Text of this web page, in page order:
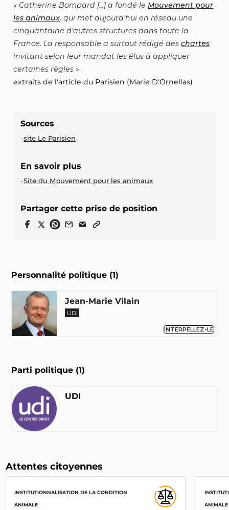
Personnalité politique (1)
Jean-Marie Vilain
UDI
INTERPELLEZ-LE
Parti politique (1)
UDI
Catherine Bompard [...] a fondé leMouvement pour
les animaux, qui met aujourd'hui en réseau une
cinquantaine d'autres structures dans toute la
France. La responsable a surtout rédigé deschartes
invitant selon leur mandat les élus à appliquer
certaines règles
extraits de l'article du Parisien (Marie D'Ornellas)
Sources
site Le Parisien
En savoir plus
Site du Mouvement pour les animaux
Partager cette prise de position
Attentes citoyennes
INSTITUTIONNALISATION DE LA CONDITION
ANIMALE ANIMALE